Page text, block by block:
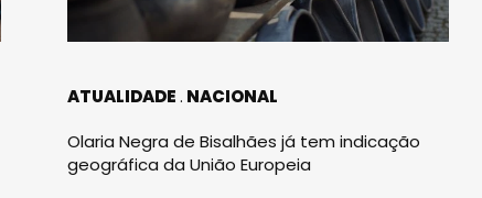
ATUALIDADE NACIONAL
Olaria Negra de Bisalhães já tem indicação
geográfica da União Europeia